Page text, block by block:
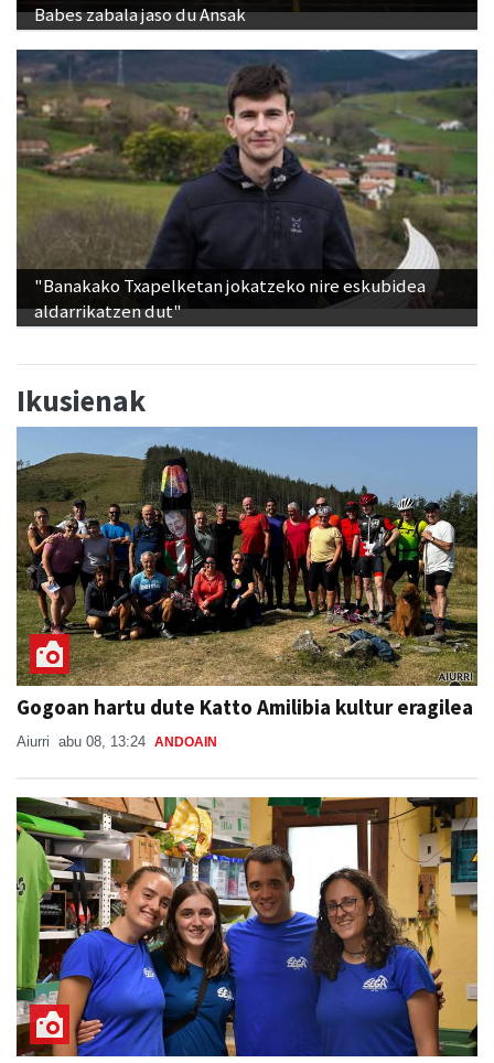
Babes zabala jaso du Ansak
"Banakako Txapelketan jokatzeko nire eskubidea
aldarrikatzen dut"
Ikusienak
Gogoan hartu dute Katto Amilibia kultur eragilea
Aiurri abu 08, 13:24 ANDOAIN